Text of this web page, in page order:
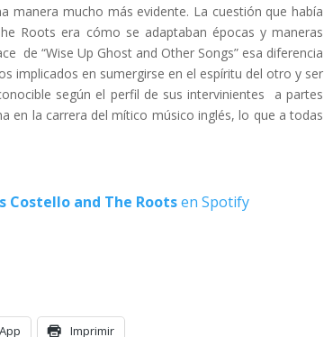
manera mucho más evidente. La cuestión que había
Roots era cómo se adaptaban épocas y maneras
de “Wise Up Ghost and Other Songs” esa diferencia
implicados en sumergirse en el espíritu del otro y ser
según el perfil de sus intervinientes a partes
en la carrera del mítico músico inglés, lo que a todas
Costello and The Rootsen Spotify
Imprimir